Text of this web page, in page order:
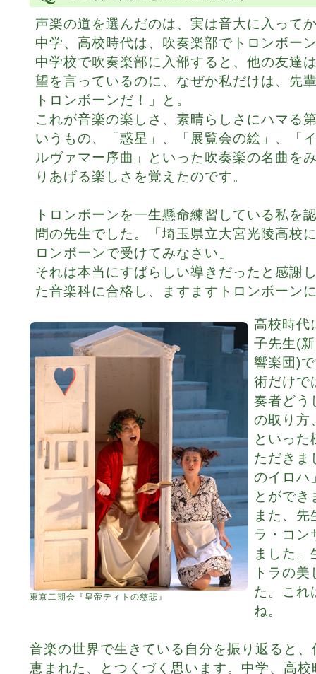
声楽の道を選んだのは、実は音大に入って
中学、高校時代は、吹奏楽部でトロンボー
中学校で吹奏楽部に入部すると、他の友達
望を言っているのに、なぜか私だけは、先
トロンボーンだ！」と。
これが音楽の楽しさ、素晴らしさにハマる
いうもの、「惑星」、「展覧会の絵」、「
ルヴァマー序曲」といった吹奏楽の名曲を
りあげる楽しさを覚えたのです。
トロンボーンを一生懸命練習している私を
問の先生でした。「埼玉県立大宮光陵高校
ロンボーンで受けてみなさい」
それは本当にすばらしい導きだったと感謝
た音楽科に合格し、ますますトロンボーン
東京二期会『皇帝ティトの慈悲』
高校時代
子先生(
響楽団)
術だけで
奏者どう
の取り方
といった
ただきま
のイロハ
とができ
また、
ラ・コン
ました
トラの
た。これ
ね。
音楽の世界で生きている自分を振り返ると
恵まれた、とつくづく思います。中学、高